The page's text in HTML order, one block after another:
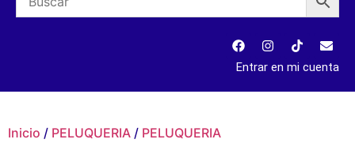
Entrar en mi cuenta
Inicio / PELUQUERIA / PELUQUERIA